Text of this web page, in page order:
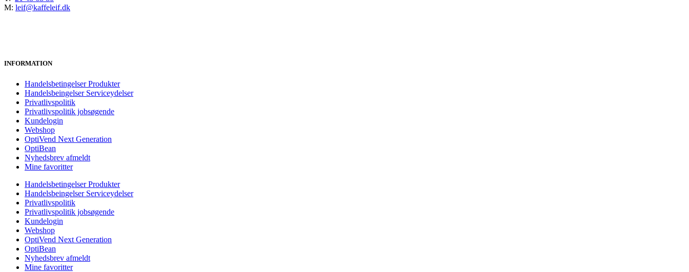
M: leif@kaffeleif.dk
INFORMATION
Handelsbetingelser Produkter
Handelsbeingelser Serviceydelser
Privatlivspolitik
Privatlivspolitik jobsøgende
Kundelogin
Webshop
OptiVend Next Generation
OptiBean
Nyhedsbrev afmeldt
Mine favoritter
Handelsbetingelser Produkter
Handelsbeingelser Serviceydelser
Privatlivspolitik
Privatlivspolitik jobsøgende
Kundelogin
Webshop
OptiVend Next Generation
OptiBean
Nyhedsbrev afmeldt
Mine favoritter